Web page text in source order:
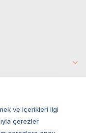
ve içerikleri ilgi
çerezler